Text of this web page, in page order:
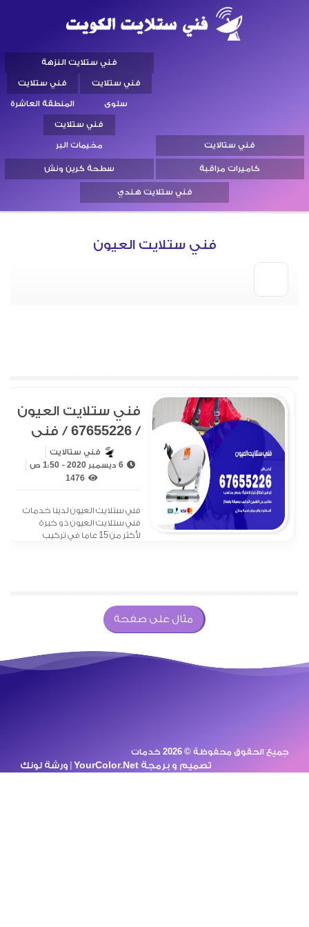
فني ستالايت
فني ستلايت النزهة
فني ستلايت
سلوى
فني ستلايت
المنطقة العاشرة
فني ستلايت
مخيمات البر
كاميرات مراقبة
سطحة كرين ونش
فني ستلايت هندي
فني ستلايت العيون
فني ستلايت العيون
/ 67655226 / فني
ستلايت هندي
العيون
فني ستالايت
6 ديسمبر 2020 - 1:50 ص
فني ستلايت العيون لدينا خدمات
فني ستلايت العيون ذو خبرة
لأكثر من 15 عاما في تركيب
وقت بسيط، فلا تترددوا بالتواصل
معنا في حال رغبتك بالحصول
على أي من خدمات تركيب
الستلايت[ .. ]
مثال على صفحة
جميع الحقوق محفوظة © 2026 خدمات
تصميم و برمجة YourColor.Net | ورشة لونك